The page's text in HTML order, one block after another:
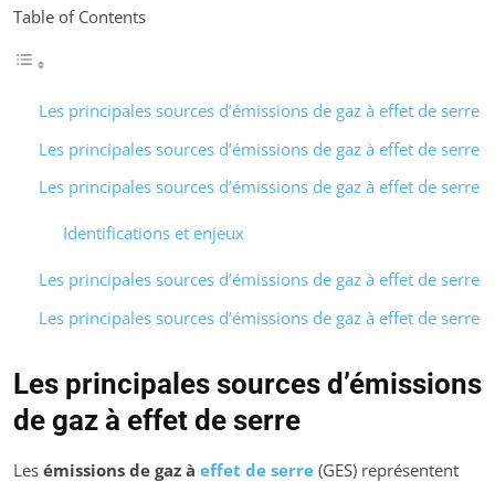
Table of Contents
Les principales sources d’émissions de gaz à effet de serre
Les principales sources d’émissions de gaz à effet de serre
Les principales sources d’émissions de gaz à effet de serre
Identifications et enjeux
Les principales sources d’émissions de gaz à effet de serre
Les principales sources d’émissions de gaz à effet de serre
Les principales sources d’émissions
de gaz à effet de serre
Les émissions de gaz à effet de serre (GES) représentent